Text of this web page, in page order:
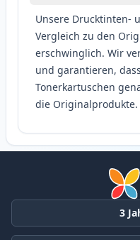
Unsere Drucktinten-
Vergleich zu den
erschwinglich. Wir
und garantieren,
Tonerkartuschen
die Originalprodukte.
3